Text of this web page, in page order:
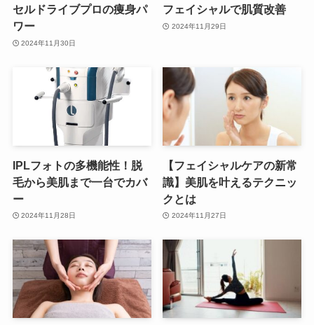
セルドライブプロの痩身パ
ワー
2024年11月30日
フェイシャルで肌質改善
2024年11月29日
IPLフォトの多機能性！脱
毛から美肌まで一台でカバ
ー
2024年11月28日
【フェイシャルケアの新常
識】美肌を叶えるテクニッ
クとは
2024年11月27日